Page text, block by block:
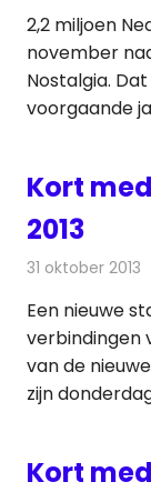
2,2 miljoen
november
Nostalgia.
voorgaande
Kort
2013
31 oktober 2013
Een nieuwe
verbindingen
van de
zijn
Kort